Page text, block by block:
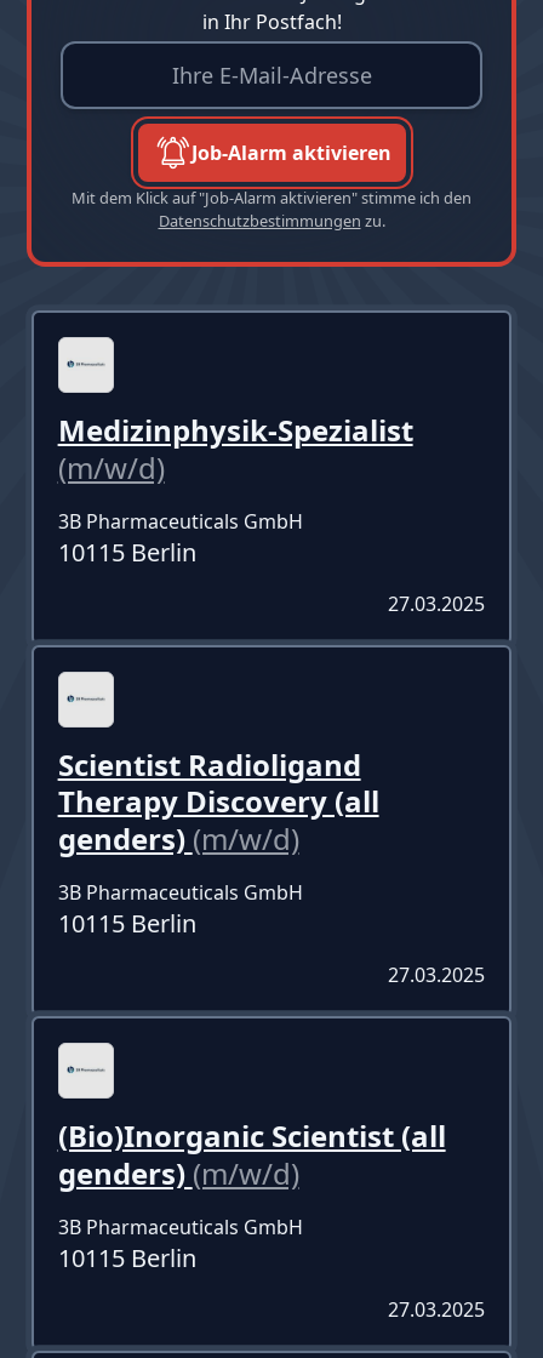
in Ihr Postfach!
Job-Alarm aktivieren
Mit dem Klick auf "Job-Alarm aktivieren" stimme ich den
Datenschutzbestimmungen zu.
Medizinphysik-Spezialist
(m/w/d)
3B Pharmaceuticals GmbH
10115 Berlin
27.03.2025
Scientist Radioligand
Therapy Discovery (all
genders) (m/w/d)
3B Pharmaceuticals GmbH
10115 Berlin
27.03.2025
(Bio)Inorganic Scientist (all
genders) (m/w/d)
3B Pharmaceuticals GmbH
10115 Berlin
27.03.2025